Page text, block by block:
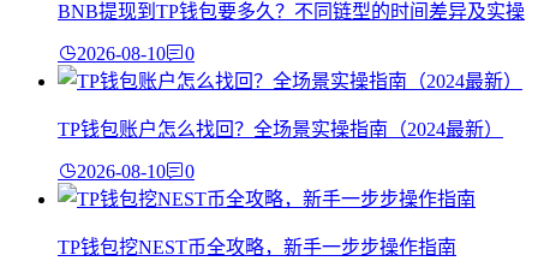
BNB提现到TP钱包要多久？不同链型的时间差异及实操
2026-08-10 0
TP钱包账户怎么找回？全场景实操指南（2024最新）
2026-08-10 0
TP钱包挖NEST币全攻略，新手一步步操作指南